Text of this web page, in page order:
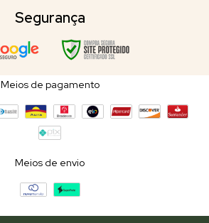
Segurança
Meios de pagamento
Meios de envio